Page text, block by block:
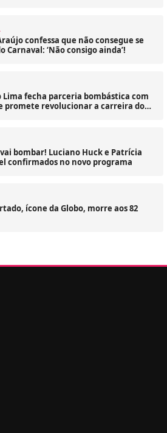
confessa que não consegue se
Carnaval: ‘Não consigo ainda’!
Lima fecha parceria bombástica com
promete revolucionar a carreira do
vai bombar! Luciano Huck e Patrícia
confirmados no novo programa
ícone da Globo, morre aos 82